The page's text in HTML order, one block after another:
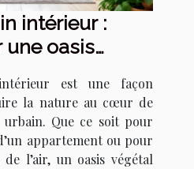
intérieur :
une oasis
est une façon
la nature au cœur de
Que ce soit pour
appartement ou pour
l’air, un oasis végétal